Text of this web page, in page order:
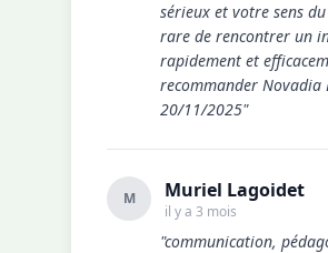
sérieux et votre sens
rare de rencontrer un
rapidement et
recommander Novadia
20/11/2025"
M Muriel Lagoidet
il y a 3 mois
"communication,